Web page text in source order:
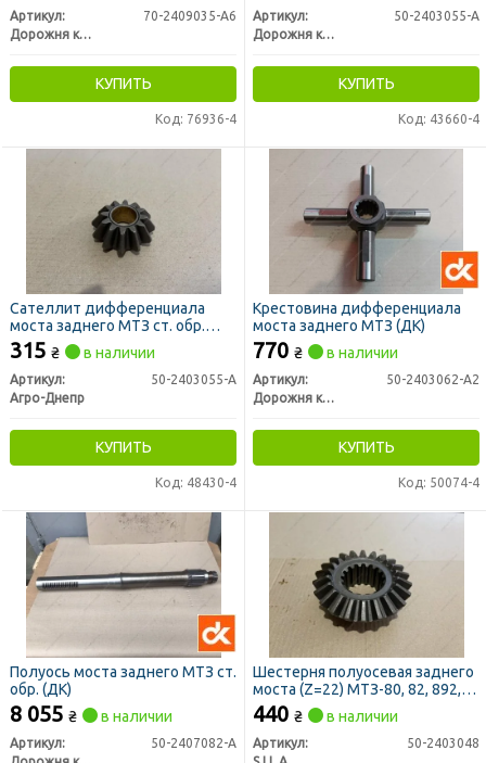
Артикул:
70-2409035-А6
Дорожня карта
КУПИТЬ
Код: 76936-4
Артикул:
50-2403055-А
Дорожня карта
КУПИТЬ
Код: 43660-4
Сателлит дифференциала
моста заднего МТЗ ст. обр.
(Украина)
315 ₴ в наличии
Артикул:
50-2403055-А
Агро-Днепр
КУПИТЬ
Код: 48430-4
Крестовина дифференциала
моста заднего МТЗ (ДК)
770 ₴ в наличии
Артикул:
50-2403062-А2
Дорожня карта
КУПИТЬ
Код: 50074-4
Полуось моста заднего МТЗ ст.
обр. (ДК)
8 055 ₴ в наличии
Артикул:
50-2407082-А
Шестерня полуосевая заднего
моста (Z=22) МТЗ-80, 82, 892,
920 (пр-во S.I.L.A)
440 ₴ в наличии
Артикул:
50-2403048